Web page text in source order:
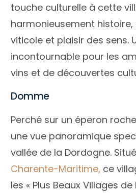
touche culturelle à cette
harmonieusement
viticole et plaisir des sens.
incontournable pour les
vins et de découvertes
Domme
Perché sur un éperon
une vue panoramique
vallée de la Dordogne.
Charente-Maritime, ce
les « Plus Beaux Villages